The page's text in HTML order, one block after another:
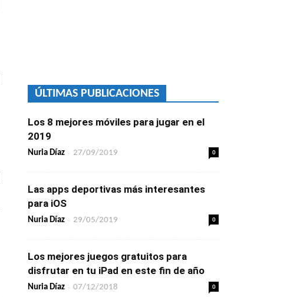
ÚLTIMAS PUBLICACIONES
Los 8 mejores móviles para jugar en el
2019
Nuria Díaz - 27/09/2019 0
Las apps deportivas más interesantes
para iOS
Nuria Díaz - 29/05/2019 0
Los mejores juegos gratuitos para
disfrutar en tu iPad en este fin de año
Nuria Díaz - 07/12/2018 0